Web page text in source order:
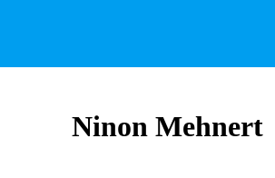
Ninon Mehnert